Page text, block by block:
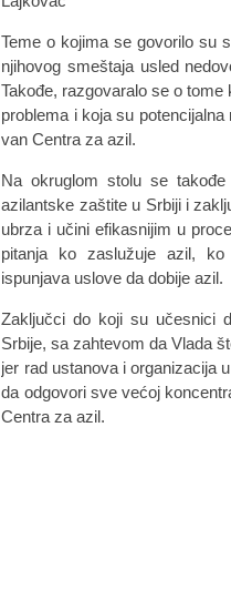
Teme o kojima se govorilo su
njihovog smeštaja usled
Takođe, razgovaralo se o
problema i koja su
van Centra za azil.
Na okruglom stolu se
azilantske zaštite u Srbiji i
ubrza i učini efikasnijim u
pitanja ko zaslužuje azil,
ispunjava uslove da dobije azil.
Zaključci do koji su učesnici
Srbije, sa zahtevom da Vlada
jer rad ustanova i organizacija
da odgovori sve većoj
Centra za azil.